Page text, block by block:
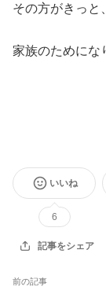
その方がきっと
家族のためにな
いいね
6
記事をシェア
前の記事